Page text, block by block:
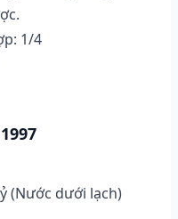
1/4
(Nước dưới lạch)